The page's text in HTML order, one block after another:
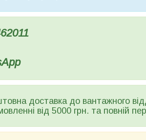
доставка до вантажного
від 5000 грн. та повній